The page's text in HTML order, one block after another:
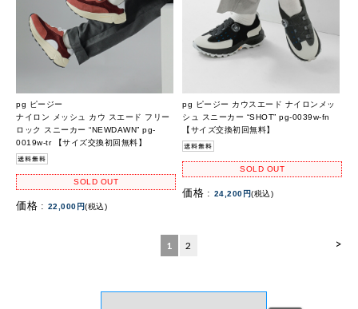
pg ピージー
ナイロン メッシュ カウ スエード フリー
ロック スニーカー “NEWDAWN” pg-
0019w-tr 【サイズ交換初回無料】
SOLD OUT
価格 : 22,000円(税込)
pg ピージー カウスエード ナイロンメッ
シュ スニーカー “SHOT” pg-0039w-fn
【サイズ交換初回無料】
SOLD OUT
価格 : 24,200円(税込)
>
1 2